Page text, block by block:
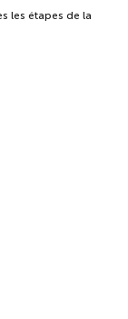
les étapes de la